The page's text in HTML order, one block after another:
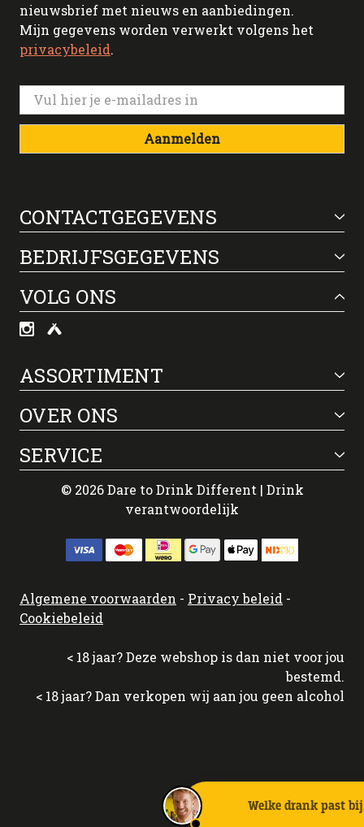
nieuwsbrief met nieuws en aanbiedingen.
Mijn gegevens worden verwerkt volgens het
privacybeleid.
Aanmelden
CONTACTGEGEVENS
BEDRIJFSGEGEVENS
VOLG ONS
ASSORTIMENT
OVER ONS
SERVICE
© 2026 Dare to Drink Different | Drink
verantwoordelijk
Algemene voorwaarden - Privacy beleid -
Cookiebeleid
< 18 jaar? Deze webshop is dan niet voor jou
bestemd.
< 18 jaar? Dan verkopen wij aan jou geen alcohol